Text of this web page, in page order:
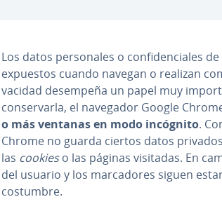
Los datos pe­r­so­na­les o co­n­fi­de­n­cia­les
expuestos cuando navegan o realizan
va­ci­dad desempeña un papel muy
co­n­se­r­var­la, el navegador Google
o más ventanas en modo incógnito.
Chrome no guarda ciertos datos
las cookieso las páginas visitadas. En
del usuario y los ma­r­ca­do­res siguen
costumbre.